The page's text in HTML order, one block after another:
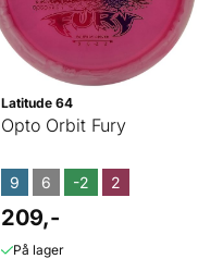
Latitude 64
Opto Orbit Fury
9 6 -2 2
209,-
På lager